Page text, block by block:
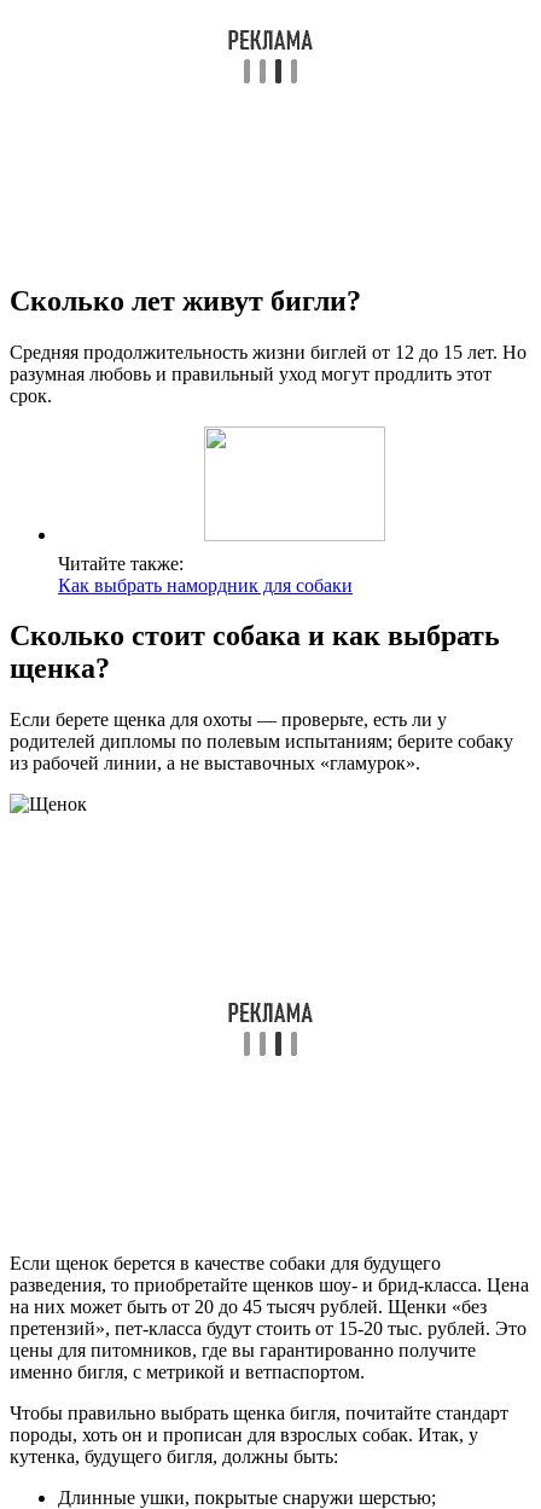
Сколько лет живут бигли?
Средняя продолжительность жизни биглей от 12 до 15 лет. Но
разумная любовь и правильный уход могут продлить этот
срок.
Читайте также:
Как выбрать намордник для собаки
Сколько стоит собака и как выбрать
щенка?
Если берете щенка для охоты — проверьте, есть ли у
родителей дипломы по полевым испытаниям; берите собаку
из рабочей линии, а не выставочных «гламурок».
Если щенок берется в качестве собаки для будущего
разведения, то приобретайте щенков шоу- и брид-класса. Цена
на них может быть от 20 до 45 тысяч рублей. Щенки «без
претензий», пет-класса будут стоить от 15-20 тыс. рублей. Это
цены для питомников, где вы гарантированно получите
именно бигля, с метрикой и ветпаспортом.
Чтобы правильно выбрать щенка бигля, почитайте стандарт
породы, хоть он и прописан для взрослых собак. Итак, у
кутенка, будущего бигля, должны быть:
Длинные ушки, покрытые снаружи шерстью;